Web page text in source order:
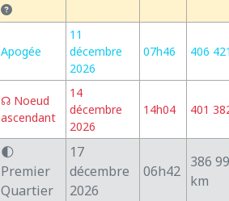
Apogée
11
décembre
2026
07h46 406
☊ Noeud
ascendant
14
décembre
2026
14h04 401
🌓
Premier
Quartier
17
décembre
2026
06h42
386
km